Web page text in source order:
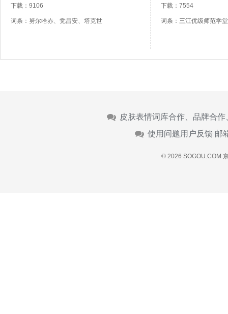
下载：9106
词条：努尔哈赤、觉昌安、塔克世
下载：7554
词条：三江优级师范学
皮肤表情词库合作、品牌合
使用问题用户反馈 邮
© 2026 SOGOU.COM